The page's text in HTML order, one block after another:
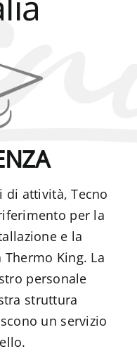
di attività, Tecno
per la
e la
King. La
personale
struttura
un servizio